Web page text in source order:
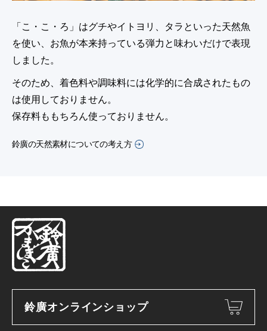
「こ・こ・ろ」はグチやイトヨリ、タラといった天然魚
を使い、お魚が本来持っている弾力と味わいだけで表現
しました。
そのため、着色料や調味料には化学的に合成されたもの
は使用しておりません。
保存料ももちろん使っておりません。
鈴廣の天然素材についての考え方
鈴廣オンラインショップ